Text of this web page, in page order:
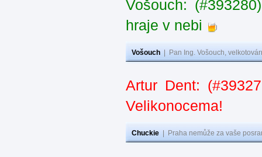
Vošouch:
hraje v nebi
Vošouch Pan Ing. Vošouch,
Artur Dent:
Velikonocema!
Chuckie Praha nemůže za vaše